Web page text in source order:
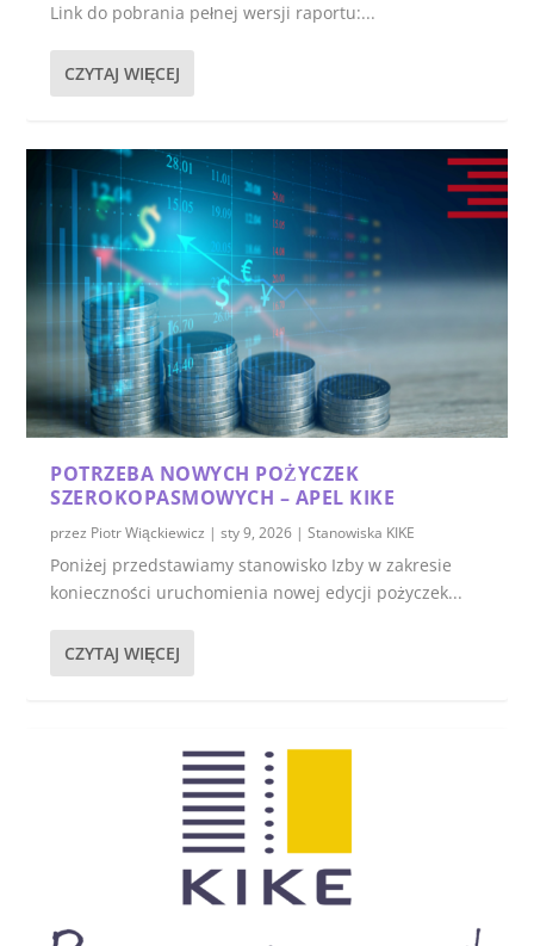
Link do pobrania pełnej wersji raportu:...
CZYTAJ WIĘCEJ
POTRZEBA NOWYCH POŻYCZEK
SZEROKOPASMOWYCH – APEL KIKE
przez Piotr Wiąckiewicz |sty 9, 2026 |Stanowiska KIKE
Poniżej przedstawiamy stanowisko Izby w zakresie
konieczności uruchomienia nowej edycji pożyczek...
CZYTAJ WIĘCEJ